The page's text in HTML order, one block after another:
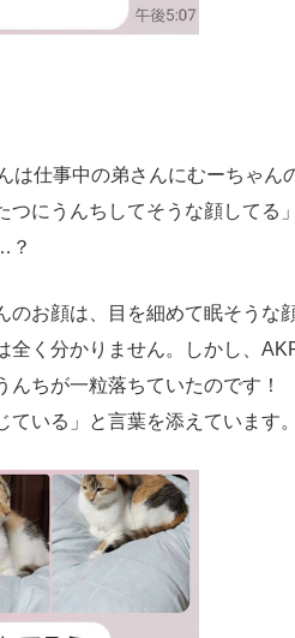
仕事中の弟さんにむーちゃん
つにうんちしてそうな顔してる
？
お顔は、目を細めて眠そうな
全く分かりません。しかし、
ちが一粒落ちていたのです！
ている」と言葉を添えています。